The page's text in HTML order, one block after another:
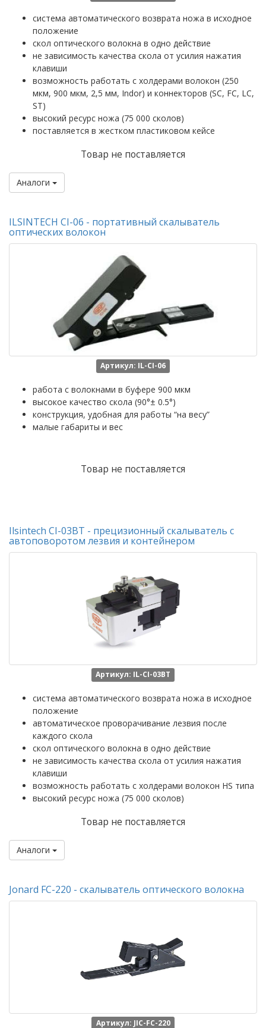
система автоматического возврата ножа в исходное
положение
скол оптического волокна в одно действие
не зависимость качества скола от усилия нажатия
клавиши
возможность работать с холдерами волокон (250
мкм, 900 мкм, 2,5 мм, Indor) и коннекторов (SC, FC, LC,
ST)
высокий ресурс ножа (75 000 сколов)
поставляется в жестком пластиковом кейсе
Товар не поставляется
Аналоги
ILSINTECH CI-06 - портативный скалыватель
оптических волокон
Артикул: IL-CI-06
работа с волокнами в буфере 900 мкм
высокое качество скола (90°± 0.5°)
конструкция, удобная для работы “на весу”
малые габариты и вес
Товар не поставляется
Ilsintech CI-03BT - прецизионный скалыватель с
автоповоротом лезвия и контейнером
Артикул: IL-CI-03BT
система автоматического возврата ножа в исходное
положение
автоматическое проворачивание лезвия после
каждого скола
скол оптического волокна в одно действие
не зависимость качества скола от усилия нажатия
клавиши
возможность работать с холдерами волокон HS типа
высокий ресурс ножа (75 000 сколов)
Товар не поставляется
Аналоги
Jonard FC-220 - скалыватель оптического волокна
Артикул: JIC-FC-220